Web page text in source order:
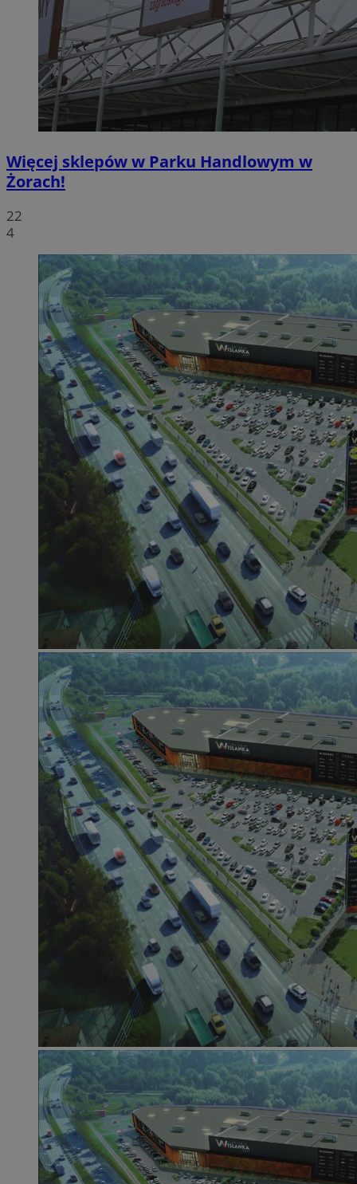
Więcej sklepów w Parku Handlowym w
Żorach!
22
4